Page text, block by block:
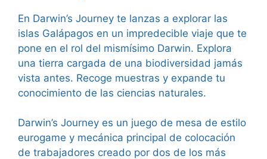
En Darwin’s Journey te lanzas a explorar las
islas Galápagos en un impredecible viaje que te
pone en el rol del mismísimo Darwin. Explora
una tierra cargada de una biodiversidad jamás
vista antes. Recoge muestras y expande tu
conocimiento de las ciencias naturales.
Darwin’s Journey es un juego de mesa de estilo
eurogame y mecánica principal de colocación
de trabajadores creado por dos de los más